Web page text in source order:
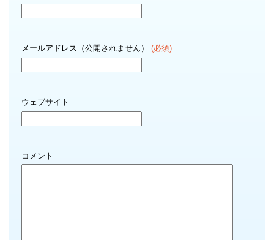
メールアドレス（公開されません） (必須)
ウェブサイト
コメント